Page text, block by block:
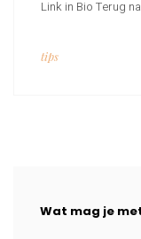
Link in Bio Terug
tips
Wat mag je